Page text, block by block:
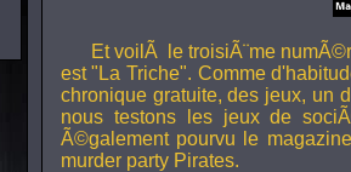
Et voilÃ le troisiÃ¨me
est "La Triche". Comme
chronique gratuite, des jeux, un
nous testons les jeux de
Ã©galement pourvu le
murder party Pirates.